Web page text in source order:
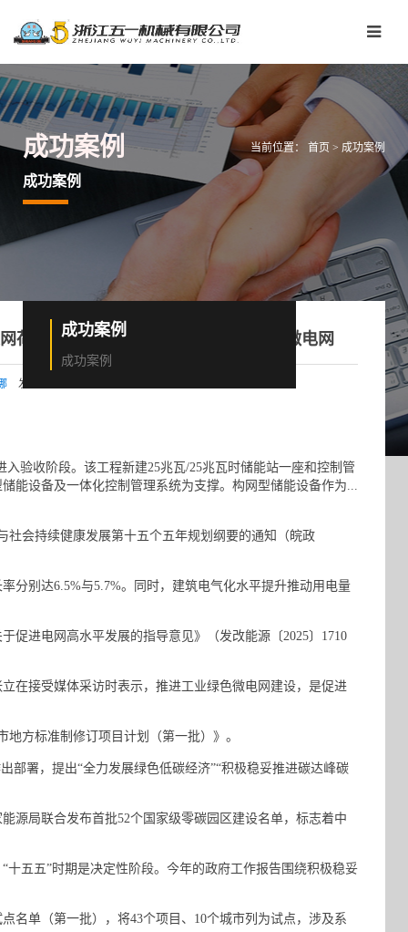
成功案例
成功案例
当前位置： 首页 > 成功案例
成功案例
成功案例
荷储”微电网示范工程进入验收阶段 - 微电网
发布时间：2026-03-28 10:48:21
收阶段。该工程新建25兆瓦/25兆瓦时储能站一座和控制管
能设备及一体化控制管理系统为支撑。构网型储能设备作为...
会持续健康发展第十五个五年规划纲要的通知（皖政
别达6.5%与5.7%。同时，建筑电气化水平提升推动用电量
进电网高水平发展的指导意见》（发改能源〔2025〕1710
接受媒体采访时表示，推进工业绿色微电网建设，是促进
方标准制修订项目计划（第一批）》。
署，提出“全力发展绿色低碳经济”“积极稳妥推进碳达峰碳
局联合发布首批52个国家级零碳园区建设名单，标志着中
五”时期是决定性阶段。今年的政府工作报告围绕积极稳妥
单（第一批），将43个项目、10个城市列为试点，涉及系